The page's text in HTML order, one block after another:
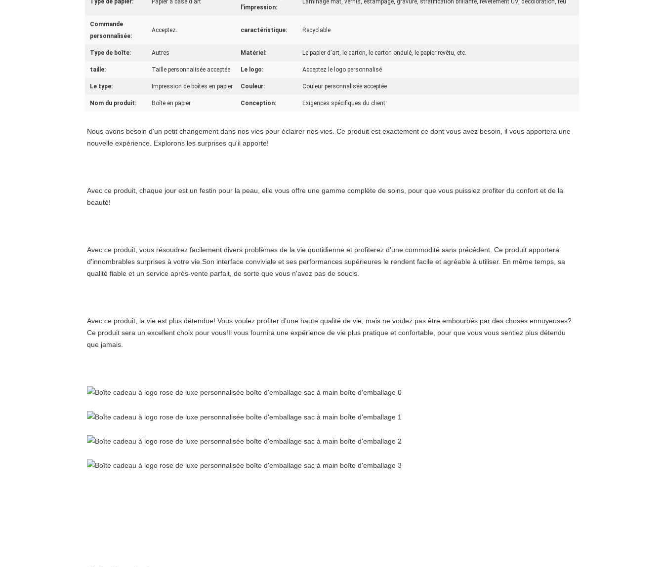
Type de papier: Papier à base d'art
l'impression:
Laminage mat, vernis, estampage, gravure, stratification brillante, revêtement UV, décoloration, feu
Commande
personnalisée:
Acceptez. caractéristique: Recyclable
Type de boîte: Autres Matériel: Le papier d'art, le carton, le carton ondulé, le papier revêtu, etc.
taille: Taille personnalisée acceptée Le logo: Acceptez le logo personnalisé
Le type: Impression de boîtes en papier Couleur: Couleur personnalisée acceptée
Nom du produit: Boîte en papier Conception: Exigences spécifiques du client
Nous avons besoin d'un petit changement dans nos vies pour éclairer nos vies. Ce produit est exactement ce dont vous avez besoin, il vous apportera une
nouvelle expérience. Explorons les surprises qu'il apporte!
Avec ce produit, chaque jour est un festin pour la peau, elle vous offre une gamme complète de soins, pour que vous puissiez profiter du confort et de la
beauté!
Avec ce produit, vous résoudrez facilement divers problèmes de la vie quotidienne et profiterez d'une commodité sans précédent. Ce produit apportera
d'innombrables surprises à votre vie.Son interface conviviale et ses performances supérieures le rendent facile et agréable à utiliser. En même temps, sa
qualité fiable et un service après-vente parfait, de sorte que vous n'avez pas de soucis.
Avec ce produit, la vie est plus détendue! Vous voulez profiter d'une haute qualité de vie, mais ne voulez pas être embourbés par des choses ennuyeuses?
Ce produit sera un excellent choix pour vous!Il vous fournira une expérience de vie plus pratique et confortable, pour que vous vous sentiez plus détendu
que jamais.